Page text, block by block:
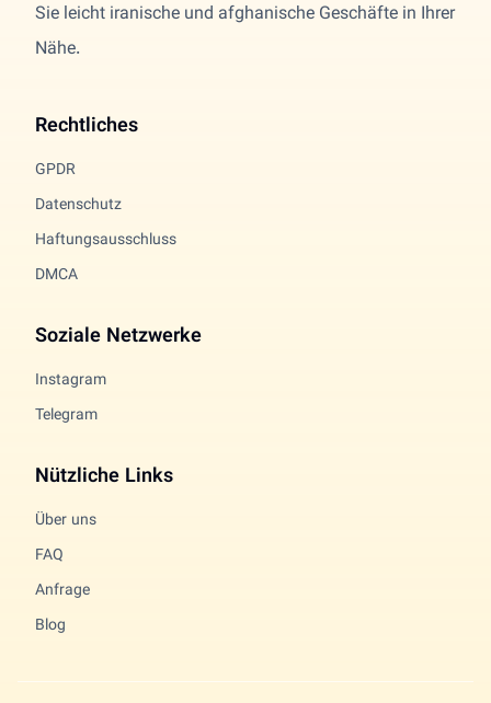
Sie leicht iranische und afghanische Geschäfte in Ihrer
Nähe.
Rechtliches
GPDR
Datenschutz
Haftungsausschluss
DMCA
Soziale Netzwerke
Instagram
Telegram
Nützliche Links
Über uns
FAQ
Anfrage
Blog